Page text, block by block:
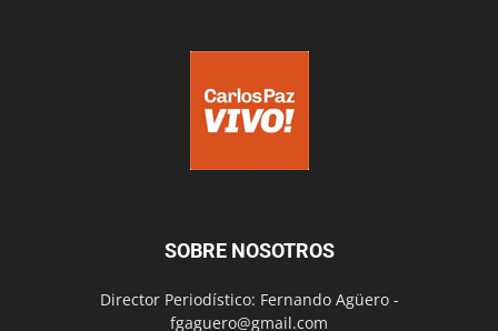
SOBRE NOSOTROS
Director Periodístico: Fernando Agüero -
fgaguero@gmail.com